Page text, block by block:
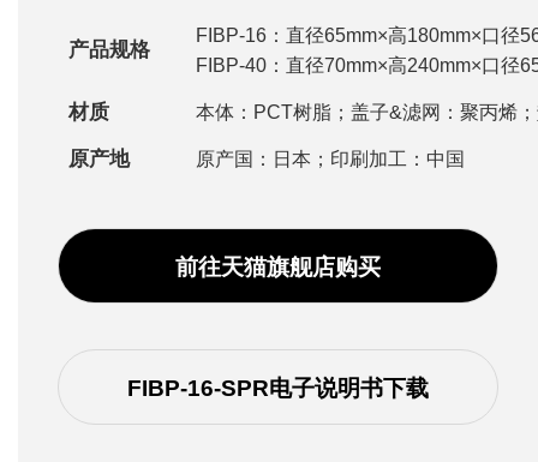
产品规格
FIBP-16：直径65mm×高180mm×口径
FIBP-40：直径70mm×高240mm×口径
材质 本体：PCT树脂；盖子&滤网：聚丙烯
原产地 原产国：日本；印刷加工：中国
前往天猫旗舰店购买
FIBP-16-SPR电子说明书下载